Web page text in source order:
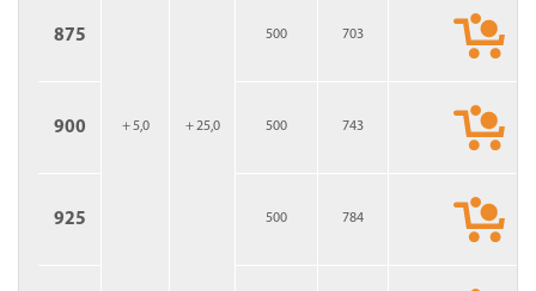
+ 5,0 + 25,0
875 500 703
900 500 743
925 500 784